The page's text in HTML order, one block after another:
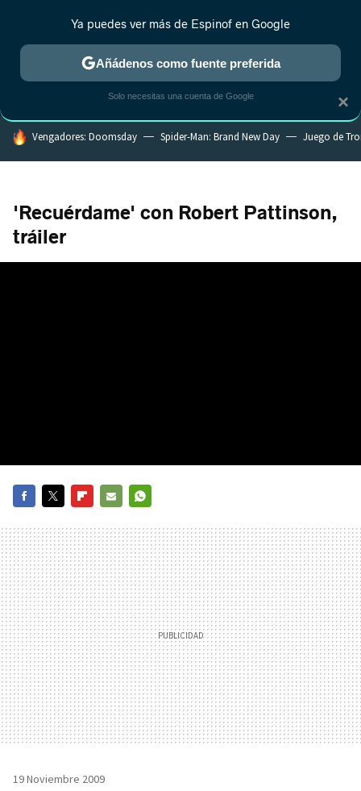
ESTRENOS REALITY ANIME RANKINGS CINE
HOY SE HABLA DE
Vengadores: Doomsday Spider-Man: Brand New Day Juego de
'Recuérdame' con Robert Pattinson,
tráiler
MAIL
19 Noviembre 2009
×
Ya puedes ver más de Espinof en Google
Añádenos como fuente preferida
Solo necesitas una cuenta de Google